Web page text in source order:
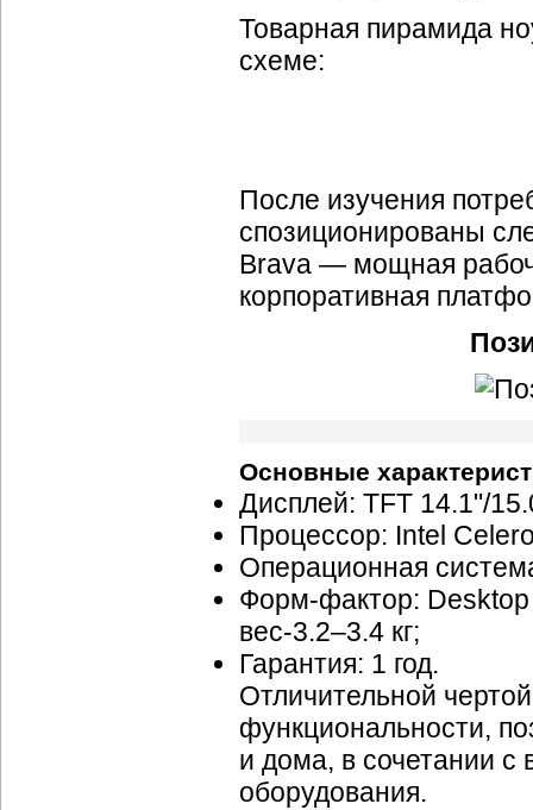
Товарная пирамида
схеме:
После изучения
спозиционированы
Brava — мощная
корпоративная
Основные
Дисплей: TFT 14.1"/
Процессор: Intel
Операционная
Форм-фактор:
вес-3.2–3.4 кг;
Гарантия: 1 год.
Отличительной
функциональности,
и дома, в сочетании
оборудования.